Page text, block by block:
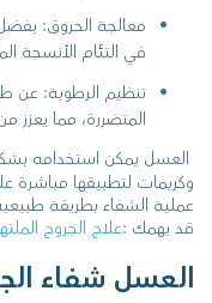
معالجة الحروق:
في التئام الأنسجة
تنظيم الرطوبة: عن
المتضررة، مما يعزز
العسل يمكن استخدامه
وكريمات لتطبيقها مباشرة
عملية الشفاء بطريقة
قد يهمك :علاج الجروح
العسل شفاء